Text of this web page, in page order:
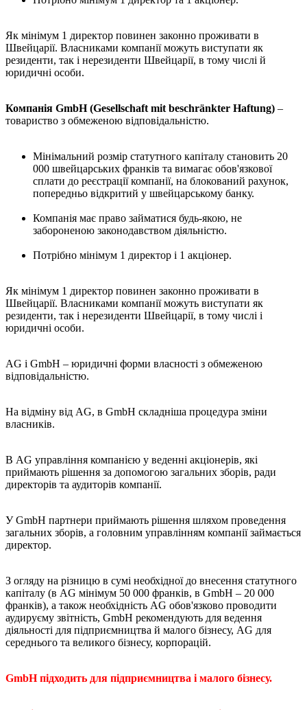
Як мінімум 1 директор повинен законно проживати в
Швейцарії. Власниками компанії можуть виступати як
резиденти, так і нерезиденти Швейцарії, в тому числі й
юридичні особи.
Компанія GmbH (Gesellschaft mit beschränkter Haftung) –
товариство з обмеженою відповідальністю.
Мінімальний розмір статутного капіталу становить 20
000 швейцарських франків та вимагає обов'язкової
сплати до реєстрації компанії, на блокований рахунок,
попередньо відкритий у швейцарському банку.
Компанія має право займатися будь-якою, не
забороненою законодавством діяльністю.
Потрібно мінімум 1 директор і 1 акціонер.
Як мінімум 1 директор повинен законно проживати в
Швейцарії. Власниками компанії можуть виступати як
резиденти, так і нерезиденти Швейцарії, в тому числі і
юридичні особи.
AG і GmbH – юридичні форми власності з обмеженою
відповідальністю.
На відміну від AG, в GmbH складніша процедура зміни
власників.
В AG управління компанією у веденні акціонерів, які
приймають рішення за допомогою загальних зборів, ради
директорів та аудиторів компанії.
У GmbH партнери приймають рішення шляхом проведення
загальних зборів, а головним управлінням компанії займається
директор.
З огляду на різницю в сумі необхідної до внесення статутного
капіталу (в AG мінімум 50 000 франків, в GmbH – 20 000
франків), а також необхідність AG обов'язково проводити
аудируєму звітність, GmbH рекомендують для ведення
діяльності для підприємництва й малого бізнесу, AG для
середнього та великого бізнесу, корпорацій.
GmbH підходить для підприємництва і малого бізнесу.